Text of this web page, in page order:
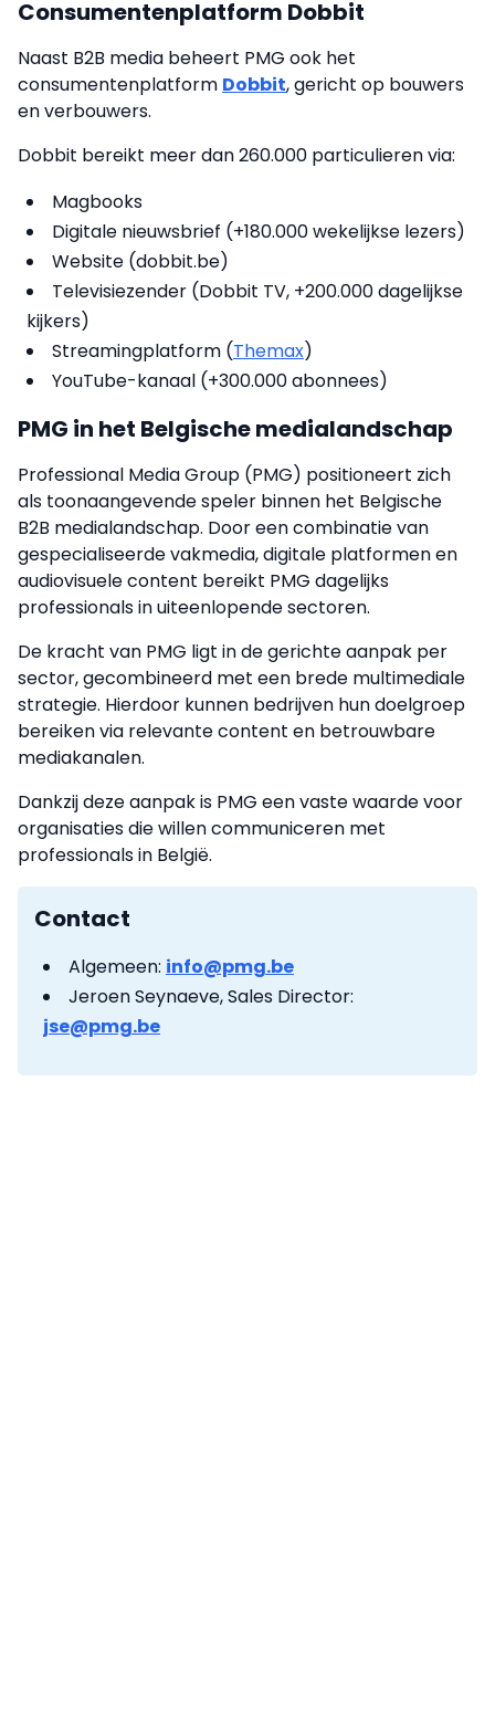
Consumentenplatform Dobbit
Naast B2B media beheert PMG ook het
consumentenplatform Dobbit, gericht op bouwers
en verbouwers.
Dobbit bereikt meer dan 260.000 particulieren via:
Magbooks
Digitale nieuwsbrief (+180.000 wekelijkse lezers)
Website (dobbit.be)
Televisiezender (Dobbit TV, +200.000 dagelijkse
kijkers)
Streamingplatform (Themax)
YouTube-kanaal (+300.000 abonnees)
PMG in het Belgische medialandschap
Professional Media Group (PMG) positioneert zich
als toonaangevende speler binnen het Belgische
B2B medialandschap. Door een combinatie van
gespecialiseerde vakmedia, digitale platformen en
audiovisuele content bereikt PMG dagelijks
professionals in uiteenlopende sectoren.
De kracht van PMG ligt in de gerichte aanpak per
sector, gecombineerd met een brede multimediale
strategie. Hierdoor kunnen bedrijven hun doelgroep
bereiken via relevante content en betrouwbare
mediakanalen.
Dankzij deze aanpak is PMG een vaste waarde voor
organisaties die willen communiceren met
professionals in België.
Contact
Algemeen: info@pmg.be
Jeroen Seynaeve, Sales Director:
jse@pmg.be